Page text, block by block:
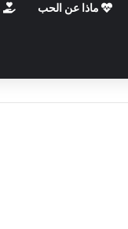
ماذا عن الحب